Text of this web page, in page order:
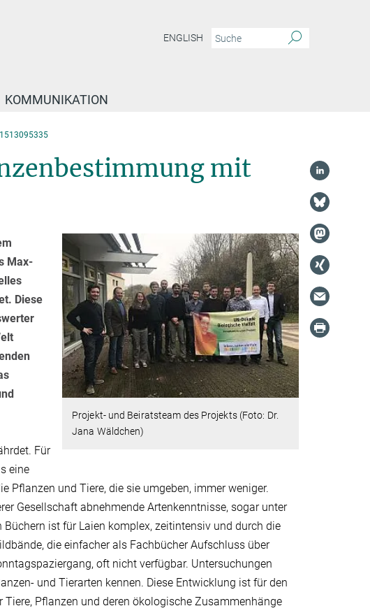
ENGLISH
KOMMUNIKATION
1513095335
mit
Projekt- und Beiratsteam des Projekts (Foto: Dr.
Jana Wäldchen)
Max-
Diese
Für
eine
Pflanzen und Tiere, die sie umgeben, immer weniger.
Gesellschaft abnehmende Artenkenntnisse, sogar unter
ist für Laien komplex, zeitintensiv und durch die
die einfacher als Fachbücher Aufschluss über
oft nicht verfügbar. Untersuchungen
und Tierarten kennen. Diese Entwicklung ist für den
Pflanzen und deren ökologische Zusammenhänge